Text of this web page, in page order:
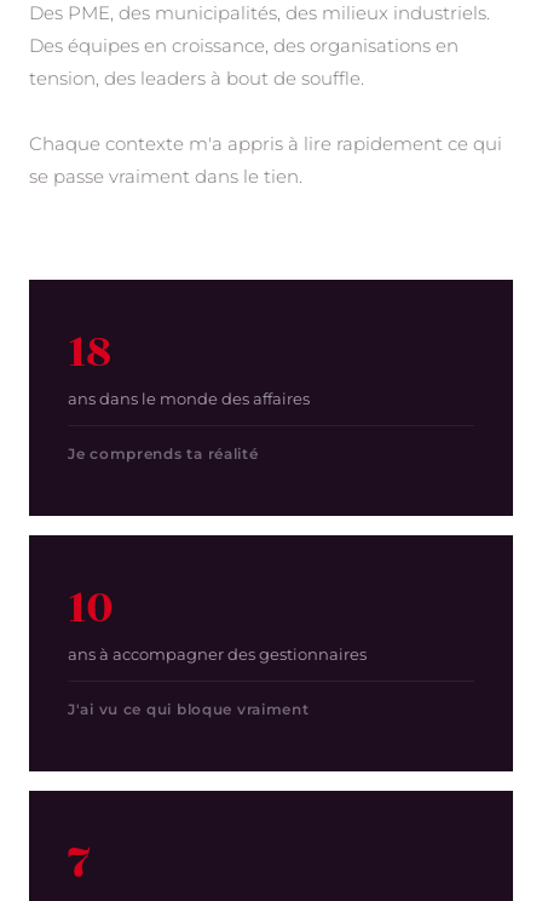
Des PME, des municipalités, des milieux industriels.
Des équipes en croissance, des organisations en
tension, des leaders à bout de souffle.
Chaque contexte m'a appris à lire rapidement ce qui
se passe vraiment dans le tien.
18
ans dans le monde des affaires
Je comprends ta réalité
10
ans à accompagner des gestionnaires
J'ai vu ce qui bloque vraiment
7